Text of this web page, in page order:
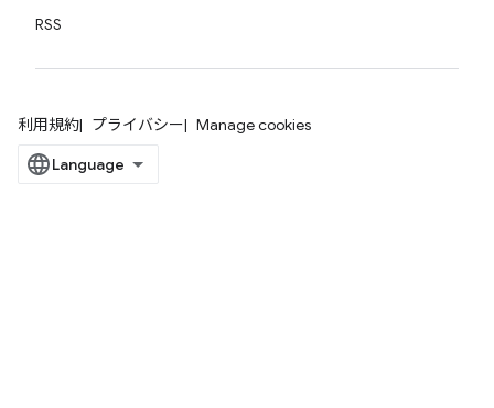
RSS
利用規約 プライバシー Manage cookies